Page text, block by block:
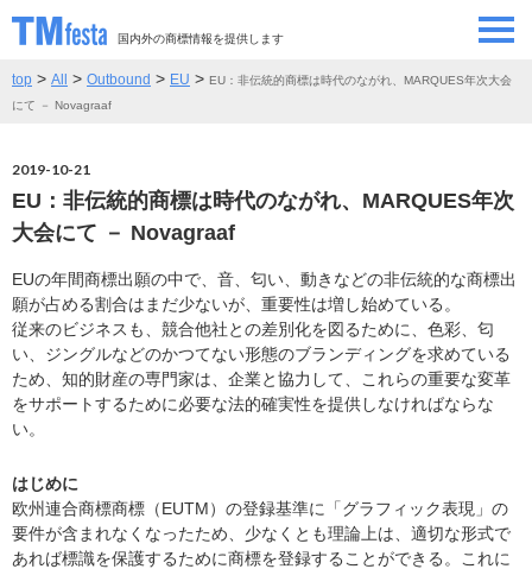
国内外の商標情報を提供します
SEMINAR/EVENT
CONTRIBUTORS 情報提供者
CONTACT お問い合わせ
top > All > Outbound > EU > EU：非伝統的商標は時代のながれ、MARQUES年次大会
にて － Novagraaf
2019-10-21
EU：非伝統的商標は時代のながれ、MARQUES年次
大会にて － Novagraaf
EUの年間商標出願の中で、音、匂い、動きなどの非伝統的な商標出
願が占める割合はまだ少ないが、重要性は増し始めている。
従来のビジネスも、競合他社との差別化を図るために、色彩、匂
い、ジングルなどのかつてない形態のブランディングを求めている
ため、知的財産の専門家は、企業と協力して、これらの重要な変革
をサポートするために必要な法的確実性を提供しなければならな
い。
はじめに
欧州連合商標商標（EUTM）の登録基準に「グラフィック表現」の
要件が含まれなくなったため、少なくとも理論上は、適切な形式で
あれば標識を保護するために商標を登録することができる。これに